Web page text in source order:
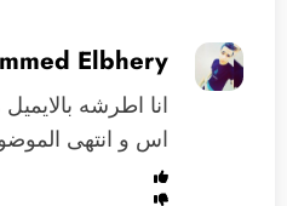
Elbhery
انا اطرشه
اس و انتهى